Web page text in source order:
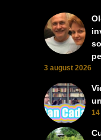
3 august 2026